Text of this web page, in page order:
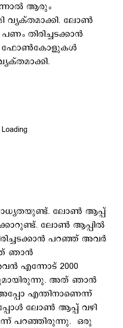
ആരും
വ്യക്തമാക്കി. ലോണ്‍
തിരിച്ചടക്കാന്‍
ഫോണ്‍കോളുകള്‍
ലോണ്‍ ആപ്പ്
ലോണ്‍ ആപ്പില്‍
പറഞ്ഞ് അവര്‍
ഞാന്‍
എന്നോട് 2000
അത് ഞാന്‍
എന്തിനാണെന്ന്
ലോണ്‍ ആപ്പ് വഴി
പറഞ്ഞിരുന്നു. ഒരു